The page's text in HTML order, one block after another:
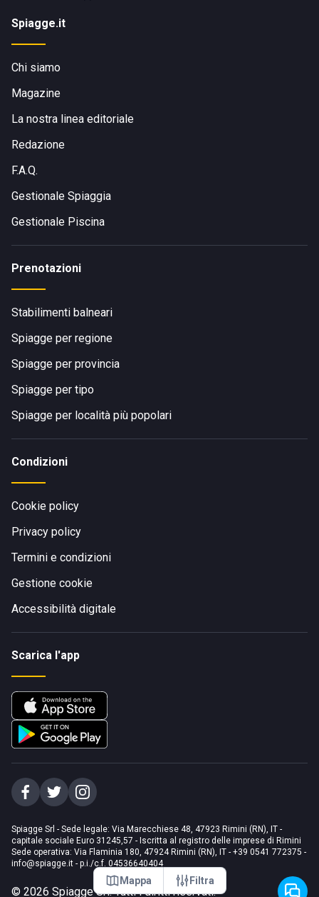
Mappa Filtra
Spiagge.it
Chi siamo
Magazine
La nostra linea editoriale
Redazione
F.A.Q.
Gestionale Spiaggia
Gestionale Piscina
Prenotazioni
Stabilimenti balneari
Spiagge per regione
Spiagge per provincia
Spiagge per tipo
Spiagge per località più popolari
Condizioni
Cookie policy
Privacy policy
Termini e condizioni
Gestione cookie
Accessibilità digitale
Scarica l'app
Spiagge Srl - Sede legale: Via Marecchiese 48, 47923 Rimini (RN), IT -
capitale sociale Euro 31245,57 - Iscritta al registro delle imprese di Rimini
Sede operativa: Via Flaminia 180, 47924 Rimini (RN), IT - +39 0541 772375 -
info@spiagge.it - p.i./c.f. 04536640404
© 2026 Spiagge Srl. Tutti i diritti riservati.